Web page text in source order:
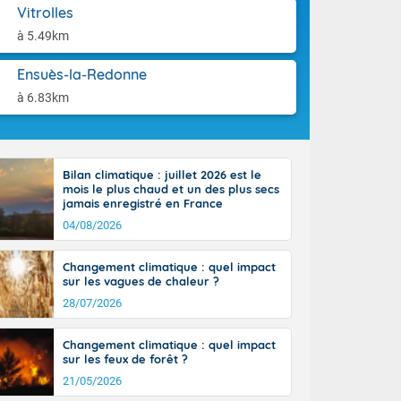
Vitrolles
à 5.49km
Ensuès-la-Redonne
à 6.83km
ensoleillée,
une
le vent
Il fait 12 à
elles
et
sur le
Alpes à
terres et 20
Bilan climatique : juillet 2026 est le
mois le plus chaud et un des plus secs
jamais enregistré en France
04/08/2026
Changement climatique : quel impact
sur les vagues de chaleur ?
28/07/2026
Changement climatique : quel impact
sur les feux de forêt ?
21/05/2026